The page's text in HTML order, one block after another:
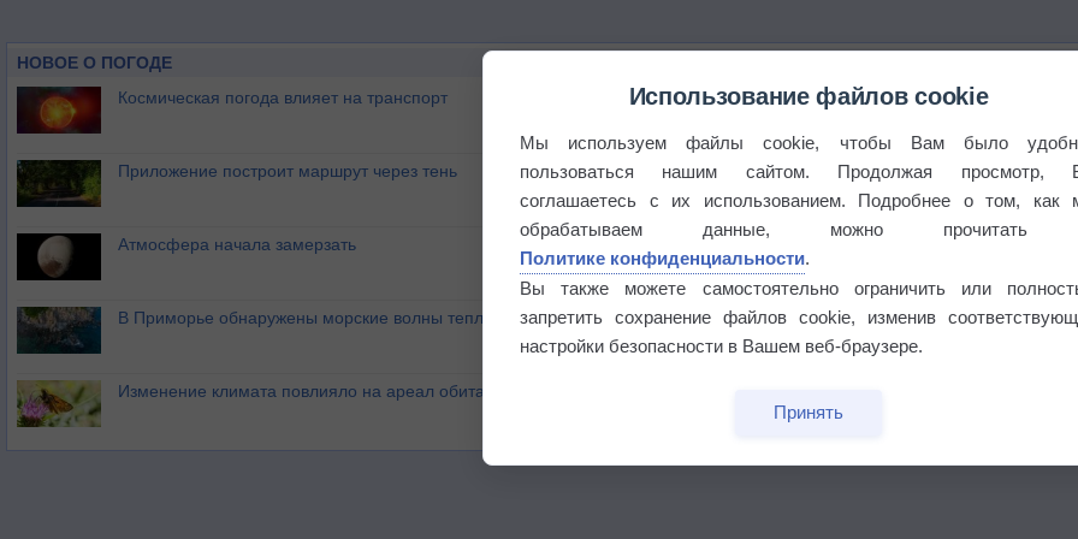
НОВОЕ О ПОГОДЕ
Космическая погода влияет на транспорт
Приложение построит маршрут через тень
Атмосфера начала замерзать
В Приморье обнаружены морские волны тепла
Изменение климата повлияло на ареал обитания бабочек
Использование файлов cookie
Мы используем файлы cookie, чтобы Вам было
пользоваться нашим сайтом. Продолжая просмотр,
соглашаетесь с их использованием. Подробнее о том, как
обрабатываем данные, можно прочитать
Политике конфиденциальности.
Вы также можете самостоятельно ограничить или
запретить сохранение файлов cookie, изменив
настройки безопасности в Вашем веб-браузере.
Принять